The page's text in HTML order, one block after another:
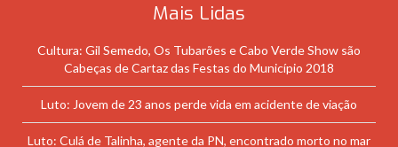
Mais Lidas
Cultura: Gil Semedo, Os Tubarões e Cabo Verde Show são
Cabeças de Cartaz das Festas do Município 2018
Luto: Jovem de 23 anos perde vida em acidente de viação
Luto: Culá de Talinha, agente da PN, encontrado morto no mar